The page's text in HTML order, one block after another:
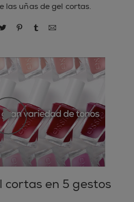
las uñas de gel cortas.
por Facebook
compartir por Twitter
compartir por Pinterest
compartir por Tumblr
compartir por
cortas en 5 gestos